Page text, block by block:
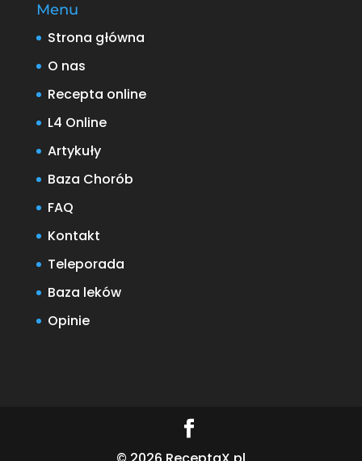
Menu
Strona główna
O nas
Recepta online
L4 Online
Artykuły
Baza Chorób
FAQ
Kontakt
Teleporada
Baza leków
Opinie